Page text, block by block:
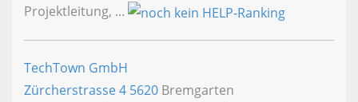
Projektleitung, ...
TechTown GmbH
Zürcherstrasse 4 5620 Bremgarten